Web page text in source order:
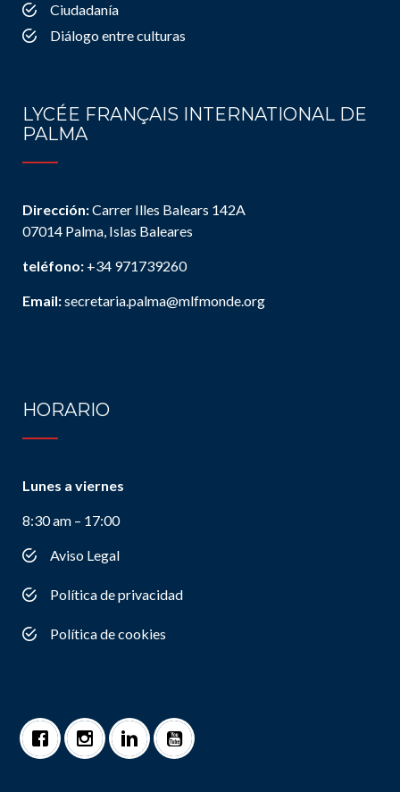
Ciudadanía
Diálogo entre culturas
LYCÉE FRANÇAIS INTERNATIONAL DE
PALMA
Dirección:Carrer Illes Balears 142A
07014 Palma, Islas Baleares
teléfono: +34 971739260
Email:secretaria.palma@mlfmonde.org
HORARIO
Lunes a viernes
8:30 am – 17:00
Aviso Legal
Política de privacidad
Política de cookies